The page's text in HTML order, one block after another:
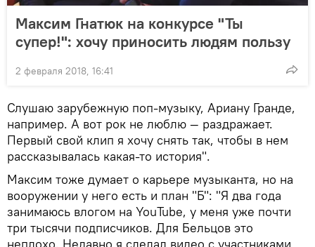
Максим Гнатюк на конкурсе "Ты
супер!": хочу приносить людям пользу
2 февраля 2018, 16:41
Слушаю зарубежную поп-музыку, Ариану Гранде,
например. А вот рок не люблю — раздражает.
Первый свой клип я хочу снять так, чтобы в нем
рассказывалась какая-то история".
Максим тоже думает о карьере музыканта, но на
вооружении у него есть и план "Б": "Я два года
занимаюсь влогом на YouTube, у меня уже почти
три тысячи подписчиков. Для Бельцов это